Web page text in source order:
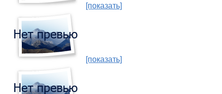
[показать]
[показать]